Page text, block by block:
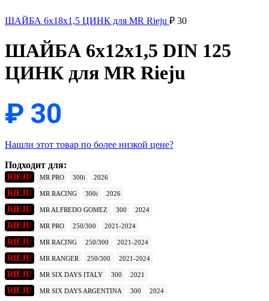
ШАЙБА 6x18x1,5 ЦИНК для MR Rieju ₽ 30
ШАЙБА 6x12x1,5 DIN 125
ЦИНК для MR Rieju
₽ 30
Нашли этот товар по более низкой цене?
Подходит для:
RIEJU MR PRO 300i 2026
RIEJU MR RACING 300i 2026
RIEJU MR ALFREDO GOMEZ 300 2024
RIEJU MR PRO 250/300 2021-2024
RIEJU MR RACING 250/300 2021-2024
RIEJU MR RANGER 250/300 2021-2024
RIEJU MR SIX DAYS ITALY 300 2021
RIEJU MR SIX DAYS ARGENTINA 300 2024